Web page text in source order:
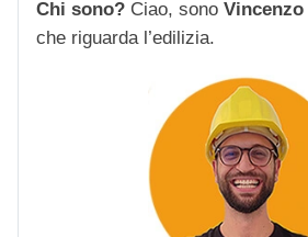
Chi sono? Ciao, sono Vincenzo
che riguarda l’edilizia.